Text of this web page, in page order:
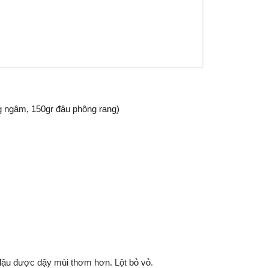
150gr đậu phộng rang)
tươi
được dậy mùi thơm hơn. Lột bỏ vỏ.